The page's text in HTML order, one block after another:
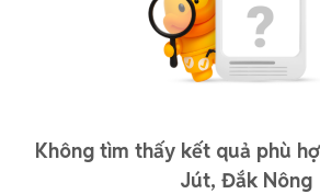
Không tìm thấy kết quả phù
Jút, Đắk Nông